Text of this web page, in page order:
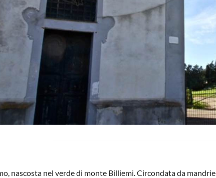
nascosta nel verde di monte Billiemi. Circondata da mandrie